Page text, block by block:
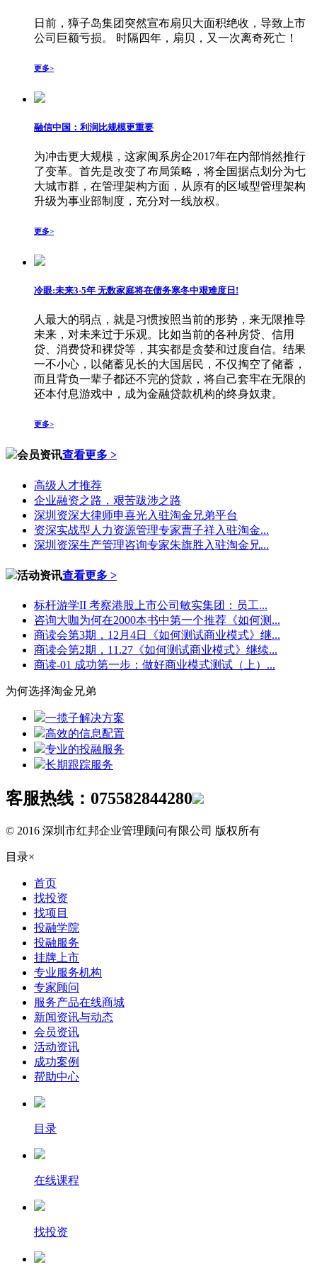
日前，獐子岛集团突然宣布扇贝大面积绝收，导致上市
公司巨额亏损。 时隔四年，扇贝，又一次离奇死亡！
更多>
融信中国：利润比规模更重要
为冲击更大规模，这家闽系房企2017年在内部悄然推行
了变革。首先是改变了布局策略，将全国据点划分为七
大城市群，在管理架构方面，从原有的区域型管理架构
升级为事业部制度，充分对一线放权。
更多>
冷眼:未来3-5年 无数家庭将在债务寒冬中艰难度日!
人最大的弱点，就是习惯按照当前的形势，来无限推导
未来，对未来过于乐观。比如当前的各种房贷、信用
贷、消费贷和裸贷等，其实都是贪婪和过度自信。结果
一不小心，以储蓄见长的大国居民，不仅掏空了储蓄，
而且背负一辈子都还不完的贷款，将自己套牢在无限的
还本付息游戏中，成为金融贷款机构的终身奴隶。
更多>
会员资讯查看更多 >
高级人才推荐
企业融资之路，艰苦跋涉之路
深圳资深大律师申喜光入驻淘金兄弟平台
资深实战型人力资源管理专家曹子祥入驻淘金...
深圳资深生产管理咨询专家朱旗胜入驻淘金兄...
活动资讯查看更多 >
标杆游学II 考察港股上市公司敏实集团：员工...
咨询大咖为何在2000本书中第一个推荐《如何测...
商读会第3期，12月4日《如何测试商业模式》继...
商读会第2期，11.27《如何测试商业模式》继续...
商读-01 成功第一步：做好商业模式测试（上）...
为何选择淘金兄弟
一揽子解决方案
高效的信息配置
专业的投融服务
长期跟踪服务
客服热线： 075582844280
© 2016 深圳市红邦企业管理顾问有限公司 版权所有
目录×
首页
找投资
找项目
投融学院
投融服务
挂牌上市
专业服务机构
专家顾问
服务产品在线商城
新闻资讯与动态
会员资讯
活动资讯
成功案例
帮助中心
目录
在线课程
找投资